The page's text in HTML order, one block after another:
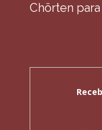
Chörten